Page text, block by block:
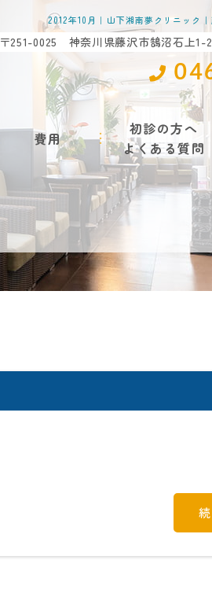
2012年10月｜山下湘南夢クリニック
〒251-0025 神奈川県藤沢市鵠沼石上1-
費用
初診の方へ
よくある質問